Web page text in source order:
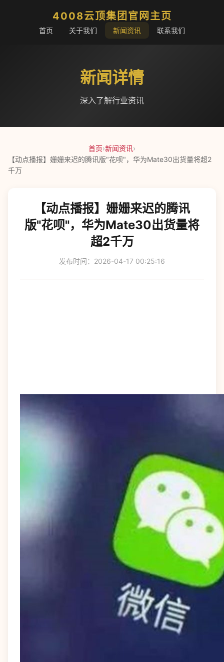
4008云顶集团官网主页
首页 关于我们 新闻资讯 联系我们
新闻详情
深入了解行业资讯
首页›新闻资讯›
【动点播报】姗姗来迟的腾讯版"花呗"，华为Mate30出货量将超2
千万
【动点播报】姗姗来迟的腾讯
版"花呗"，华为Mate30出货量将
超2千万
发布时间：2026-04-17 00:25:16